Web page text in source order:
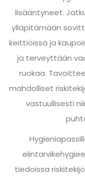
lisääntyneet.
ylläpitämään
keittiöissä ja
ja terveyttään
ruokaa.
mahdolliset
vastuullisesti
tiedoissa